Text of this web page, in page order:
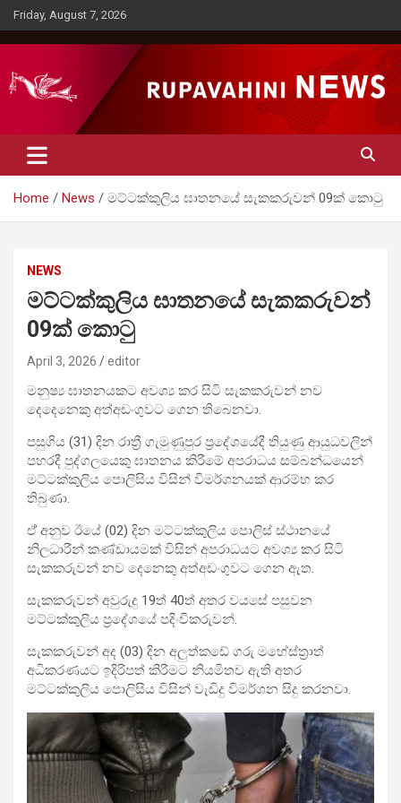
Skip
to
content
Friday, August 7, 2026
Rupavahini News
Home News මට්ටක්කුලිය ඝාතනයේ සැකකරුවන් 09ක් කොටු
NEWS
මට්ටක්කුලිය ඝාතනයේ සැකකරුවන්
09ක් කොටු
April 3, 2026 editor
මනුෂ්‍ය ඝාතනයකට අවශ්‍ය කර සිටි සැකකරුවන් නව
දෙදෙනෙකු අත්අඩංගුවට ගෙන තිබෙනවා.
පසුගිය (31) දින රාත්‍රී ගැමුණුපුර ප්‍රදේශයේදී තියුණු ආයුධවලින්
පහරදී පුද්ගලයෙකු ඝාතනය කිරීමේ අපරාධය සම්බන්ධයෙන්
මට්ටක්කුලිය පොලිසිය විසින් විමර්ශනයක් ආරම්භ කර
තිබුණා.
ඒ් අනුව ඊයේ (02) දින මට්ටක්කුලිය පොලිස් ස්ථානයේ
නිලධාරීන් කණ්ඩායමක් විසින් අපරාධයට අවශ්‍ය කර සිටි
සැකකරුවන් නව දෙනෙකු අත්අඩංගුවට ගෙන ඇත.
සැකකරුවන් අවුරුදු 19ත් 40ත් අතර වයසේ පසුවන
මට්ටක්කුලිය ප්‍රදේශයේ පදිංචිකරුවන්.
සැකකරුවන් අද (03) දින අලුත්කඩේ ගරු මහේස්ත්‍රාත්
අධිකරණයට ඉදිරිපත් කිරීමට නියමිතව ඇති අතර
මට්ටක්කුලිය පොලිසිය විසින් වැඩිදු විමර්ශන සිදු කරනවා.